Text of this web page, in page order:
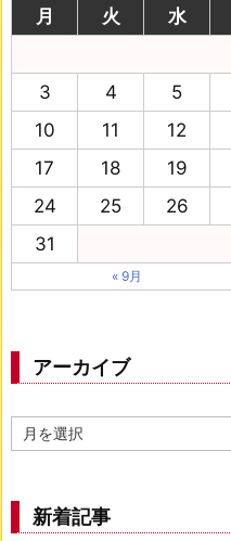
月
火 水
3
4 5
10
11 12
17
18 19
24
25 26
31
« 9月
アーカイブ
ー
ブ
新着記事